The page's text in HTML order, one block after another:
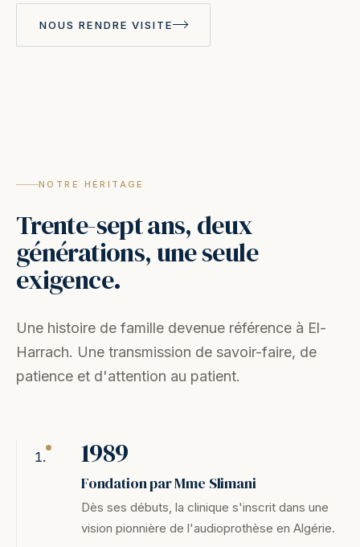
NOUS RENDRE VISITE
NOTRE HÉRITAGE
Trente-sept ans, deux
générations, une seule
exigence.
Une histoire de famille devenue référence à El-
Harrach. Une transmission de savoir-faire, de
patience et d'attention au patient.
1989
Fondation par Mme Slimani
Dès ses débuts, la clinique s'inscrit dans une
vision pionnière de l'audioprothèse en Algérie.